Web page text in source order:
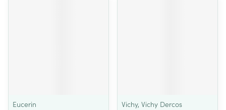
Eucerin
Vichy, Vichy Dercos